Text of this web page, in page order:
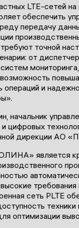
LTE-сетей
обеспечить
передачу
точной
от
операций и
начальник
цифровых
дирекции АО
является
сеть PLTE
техники
оптимизации